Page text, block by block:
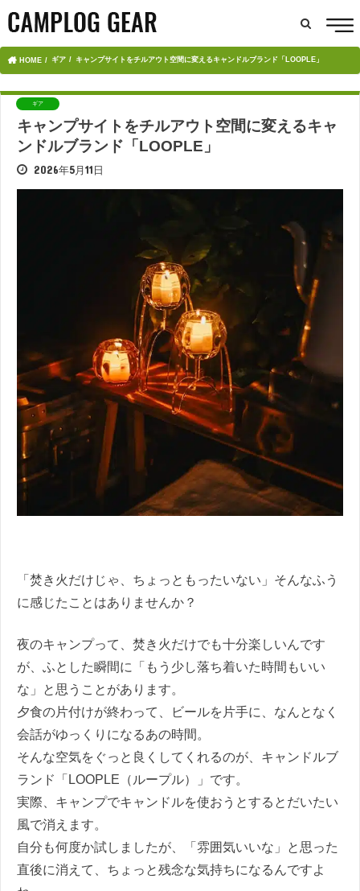
HOME ギア キャンプサイトをチルアウト空間に変えるキャンドルブランド「LOOPLE」
ギア
キャンプサイトをチルアウト空間に変えるキャ
ンドルブランド「LOOPLE」
2026年5月11日
「焚き火だけじゃ、ちょっともったいない」そんなふう
に感じたことはありませんか？
夜のキャンプって、焚き火だけでも十分楽しいんです
が、ふとした瞬間に「もう少し落ち着いた時間もいい
な」と思うことがあります。
夕食の片付けが終わって、ビールを片手に、なんとなく
会話がゆっくりになるあの時間。
そんな空気をぐっと良くしてくれるのが、キャンドルブ
ランド「LOOPLE（ループル）」です。
実際、キャンプでキャンドルを使おうとするとだいたい
風で消えます。
自分も何度か試しましたが、「雰囲気いいな」と思った
直後に消えて、ちょっと残念な気持ちになるんですよ